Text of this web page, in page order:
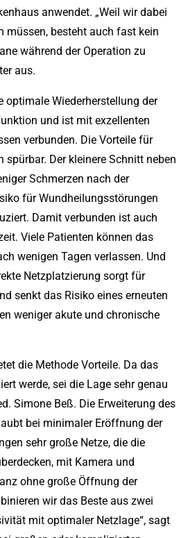
anwendet. „Weil wir dabei
müssen, besteht auch fast kein
während der Operation zu
aus.
optimale Wiederherstellung der
und ist mit exzellenten
verbunden. Die Vorteile für
spürbar. Der kleinere Schnitt neben
Schmerzen nach der
für Wundheilungsstörungen
Damit verbunden ist auch
Viele Patienten können das
wenigen Tagen verlassen. Und
Netzplatzierung sorgt für
senkt das Risiko eines erneuten
weniger akute und chronische
die Methode Vorteile. Da das
werde, sei die Lage sehr genau
Simone Beß. Die Erweiterung des
bei minimaler Eröffnung der
sehr große Netze, die die
mit Kamera und
ohne große Öffnung der
wir das Beste aus zwei
mit optimaler Netzlage“, sagt